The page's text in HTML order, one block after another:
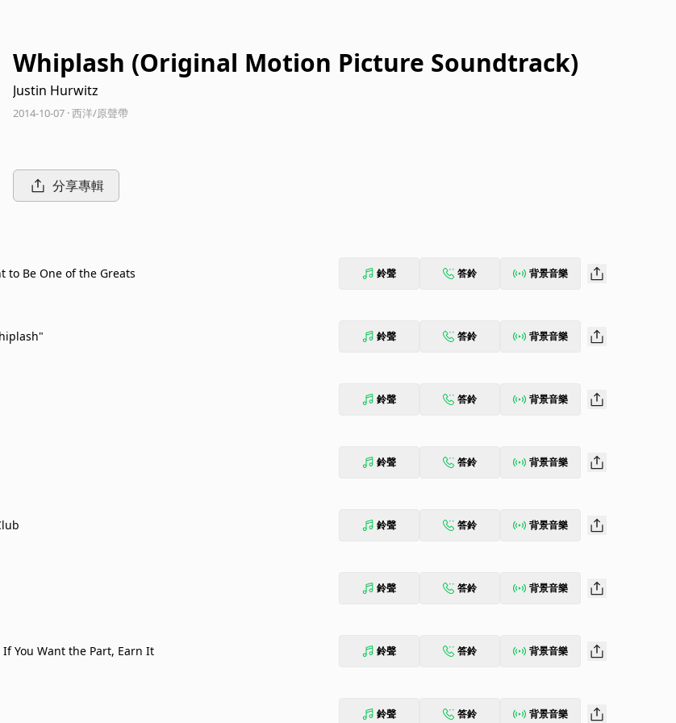
Whiplash (Original Motion Picture Soundtrack)
Justin Hurwitz
2014-10-07 · 西洋/原聲帶
分享專輯
to Be One of the Greats 鈴聲 答鈴 背景音樂
鈴聲 答鈴 背景音樂
鈴聲 答鈴 背景音樂
鈴聲 答鈴 背景音樂
鈴聲 答鈴 背景音樂
鈴聲 答鈴 背景音樂
You Want the Part, Earn It 鈴聲 答鈴 背景音樂
鈴聲 答鈴 背景音樂